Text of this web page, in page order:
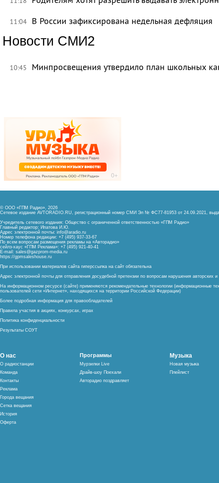
11:04 В России зафиксирована недельная дефляция
Новости СМИ2
10:45 Минпросвещения утвердило план школьных
© ООО «ГПМ Радио», 2026
Сетевое издание AVTORADIO.RU, регистрационный номер СМИ Эл № ФС77-81953 от 24.09.2021,
Учредитель сетевого издания: Общество с ограниченной ответственностью «ГПМ Радио»
Главный редактор: Ипатова И.Ю.
Адрес электронной почты: info@aradio.ru
Номер телефона редакции: +7 (495) 937-33-67
По всем вопросам размещения рекламы на «Авторадио»
сейлз-хаус «ГПМ Реклама»: +7 (495) 921-40-41
E-mail: sales@gazprom-media.ru
https://gpmsaleshouse.ru
При использовании материалов сайта гиперссылка на сайт обязательна
Адрес электронной почты для отправления досудебной претензии по вопросам нарушения авторских
На информационном ресурсе (сайте) применяются рекомендательные технологии (информационные
пользователей сети «Интернет», находящихся на территории Российской Федерации)
Более подробная информация для правообладателей
Правила участия в акциях, конкурсах, играх
Политика конфиденциальности
Результаты СОУТ
О нас
О радиостанции
Команда
Контакты
Реклама
Города вещания
Сетка вещания
История
Оферта
Программы
Мурзилки Live
Драйв-шоу Поехали
Авторадио поздравляет
Музыка
Новая музыка
Плейлист